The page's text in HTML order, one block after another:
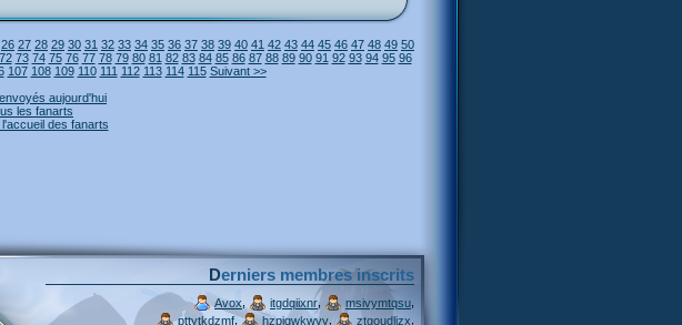
26 27 28 29 30 31 32 33 34 35 36 37 38 39 40 41 42 43 44 45 46 47 48 49 50
72 73 74 75 76 77 78 79 80 81 82 83 84 85 86 87 88 89 90 91 92 93 94 95 96
107 108 109 110 111 112 113 114 115 Suivant >>
aujourd'hui
les fanarts
des fanarts
Derniers membres inscrits
Avox itgdqiixnr, msivymtqsu
pttytkdzmf, hzpjqwkwvv ztgoudljzx